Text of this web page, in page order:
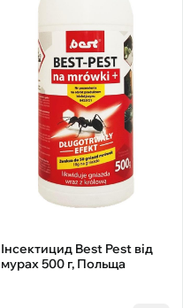
Інсектицид Best Pest від
мурах 500 г, Польща